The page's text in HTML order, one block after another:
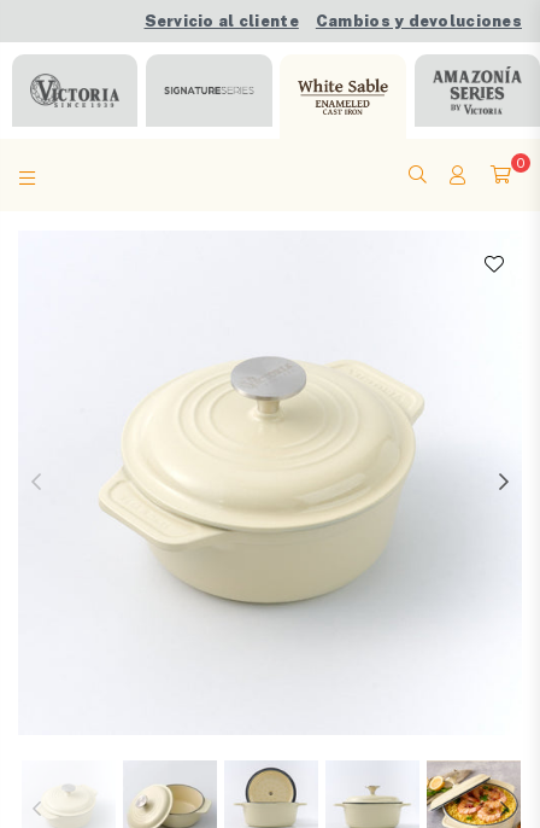
Servicio al cliente Cambios y devoluciones
0